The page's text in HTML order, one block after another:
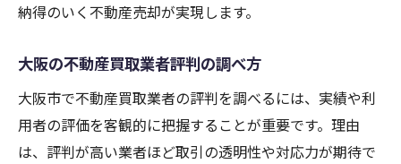
納得のいく不動産売却が実現します。
大阪の不動産買取業者評判の調べ方
大阪市で不動産買取業者の評判を調べるには、実績や利
用者の評価を客観的に把握することが重要です。理由
は、評判が高い業者ほど取引の透明性や対応力が期待で